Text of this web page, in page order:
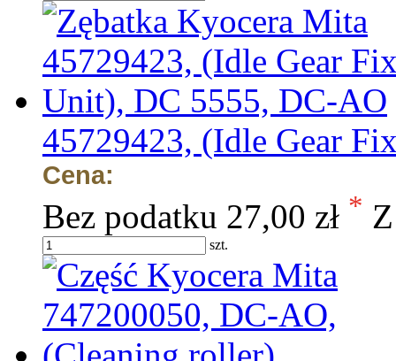
45729423, (Idle Gear
Cena:
Bez podatku 27,00 zł *
szt.